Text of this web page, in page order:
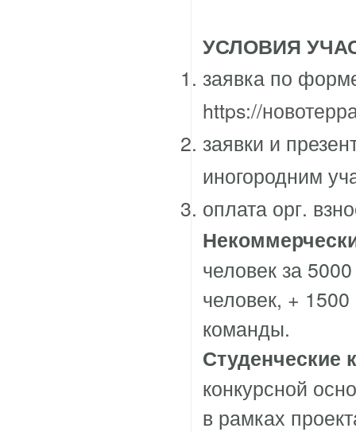
УСЛОВИЯ
заявка по
https://
заявки и
иногородним
оплата орг.
человек за
человек, +
команды.
конкурсной
в рамках